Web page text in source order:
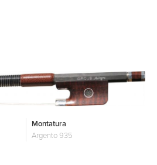
Montatura
Argento 935